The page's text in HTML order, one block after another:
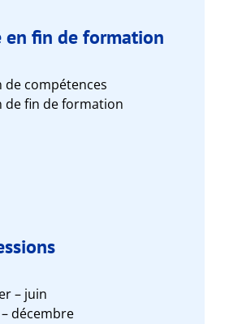
fin de formation
compétences
de fin de formation
– juin
décembre